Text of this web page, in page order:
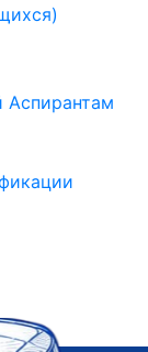
Аспирантам